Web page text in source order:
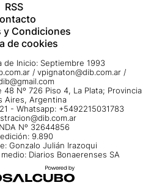
RSS
y Condiciones
de cookies
de Inicio: Septiembre 1993
/ vpignaton@dib.com.ar /
Nº 726 Piso 4, La Plata; Provincia
Aires, Argentina
- Whatsapp: +5492215031783
Nº 32644856
9.890
Gonzalo Julián Irazoqui
Diarios Bonaerenses SA